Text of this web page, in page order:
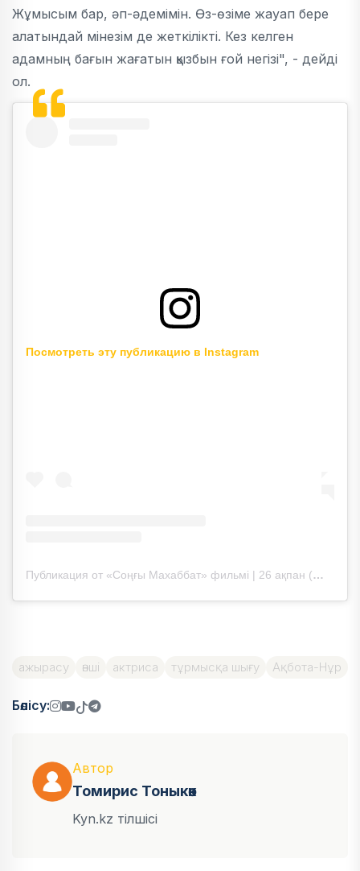
Жұмысым бар, әп-әдемімін. Өз-өзіме жауап бере
алатындай мінезім де жеткілікті. Кез келген
адамның бағын жағатын қызбын ғой негізі", - дейді
ол.
Посмотреть эту публикацию в Instagram
Публикация от «Соңғы Махаббат» фильмі | 26 ақпан (@songy_mahabbat_film)
ажырасу әнші актриса тұрмысқа шығу Ақбота-Нұр
Бөлісу:
Автор
Томирис Тоныкөк
Kyn.kz тілшісі